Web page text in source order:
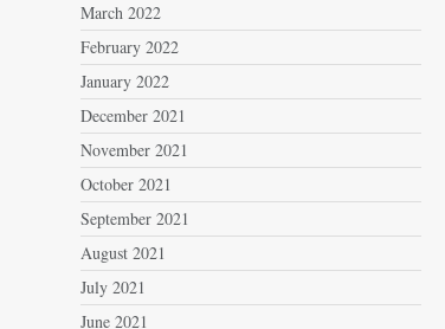
March 2022
February 2022
January 2022
December 2021
November 2021
October 2021
September 2021
August 2021
July 2021
June 2021